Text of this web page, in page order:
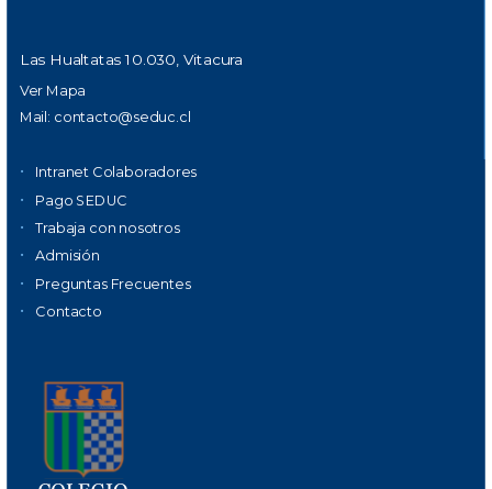
Las Hualtatas 10.030, Vitacura
Ver Mapa
Mail: contacto@seduc.cl
Intranet Colaboradores
Pago SEDUC
Trabaja con nosotros
Admisión
Preguntas Frecuentes
Contacto